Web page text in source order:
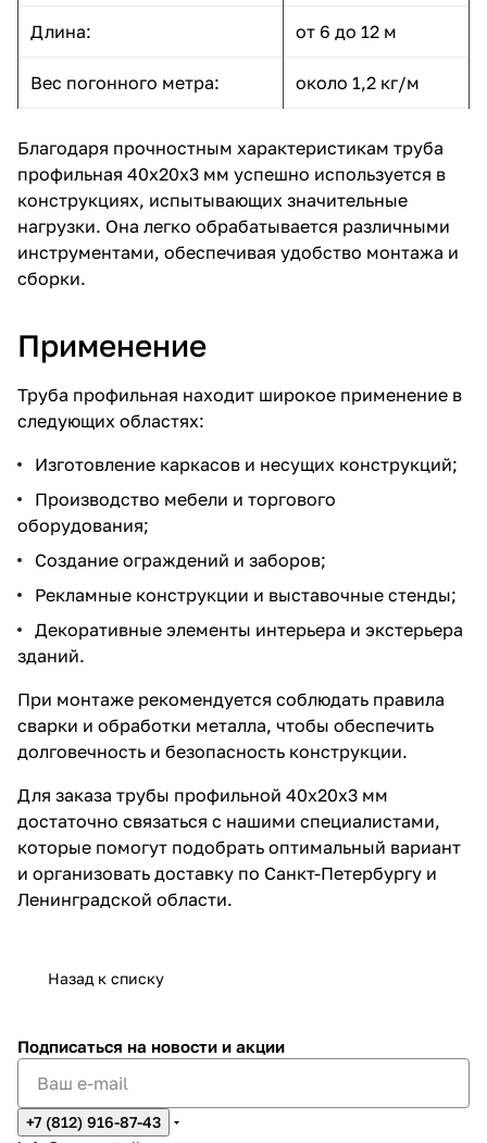
Длина: от 6 до 12 м
Вес погонного метра: около 1,2 кг/м
Благодаря прочностным характеристикам труба
профильная 40х20х3 мм успешно используется в
конструкциях, испытывающих значительные
нагрузки. Она легко обрабатывается различными
инструментами, обеспечивая удобство монтажа и
сборки.
Применение
Труба профильная находит широкое применение в
следующих областях:
Изготовление каркасов и несущих конструкций;
Производство мебели и торгового
оборудования;
Создание ограждений и заборов;
Рекламные конструкции и выставочные стенды;
Декоративные элементы интерьера и экстерьера
зданий.
При монтаже рекомендуется соблюдать правила
сварки и обработки металла, чтобы обеспечить
долговечность и безопасность конструкции.
Для заказа трубы профильной 40х20х3 мм
достаточно связаться с нашими специалистами,
которые помогут подобрать оптимальный вариант
и организовать доставку по Санкт-Петербургу и
Ленинградской области.
Назад к списку
Подписаться на новости и акции
+7 (812) 916-87-43